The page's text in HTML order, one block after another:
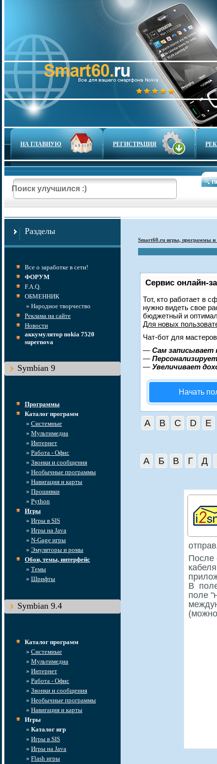
НА ГЛАВНУЮ РЕГИСТРАЦИЯ
Разделы
Все о заработке в сети!
ФОРУМ
F.A.Q.
ОБМЕННИК
» Народное творчество
Реклама на сайте
Новости
аккумулятор nokia 7520
supernova
Symbian 9
Программы
Каталог программ
» Системные
» Мультимедиа
» Интернет
» Работа - Офис
» Звонки и сообщения
» Необычные программы
» Навигация и карты
» Прошивки
» Python
Игры
» Игры в SIS
» Игры на Java
» N-Gage игры
» Эмуляторы и ромы
Обои, темы, интерфейс
» Темы
» Шрифты
Symbian 9.4
Каталог программ
» Системные
» Мультимедиа
» Интернет
» Работа - Офис
» Звонки и сообщения
» Необычные программы
» Навигация и карты
Игры
» Каталог игр
» Игры в SIS
» Игры на Java
» Flash игры
Smart60.ru игры, программы и
Сервис онлайн-
Тот, кто работает в
нужно видеть свое
бюджетный и
Для новых
Чат-бот для
— Сам записывает
—
— Увеличивает
Начать
A B C D E
А Б В Г Д
После
В
поле